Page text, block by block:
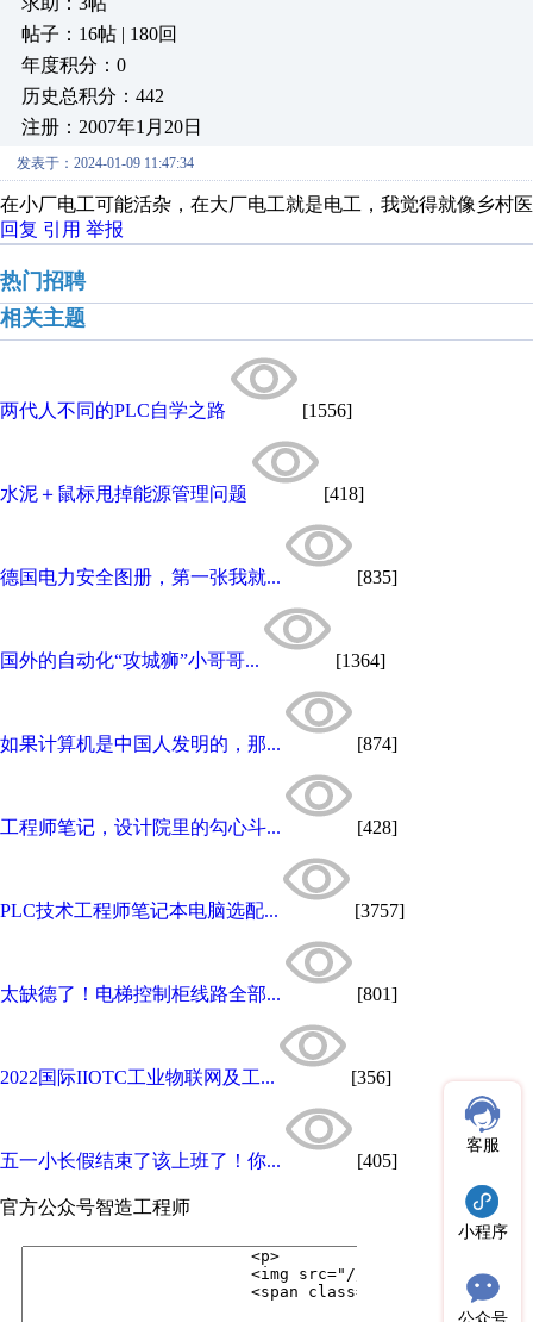
帖子：16帖 | 180回
年度积分：0
历史总积分：442
注册：2007年1月20日
发表于：2024-01-09 11:47:34
在小厂电工可能活杂，在大厂电工就是电工，我觉得就像乡村
回复 引用 举报
热门招聘
相关主题
两代人不同的PLC自学之路 [1556]
水泥＋鼠标甩掉能源管理问题 [418]
德国电力安全图册，第一张我就... [835]
国外的自动化“攻城狮”小哥哥... [1364]
如果计算机是中国人发明的，那... [874]
工程师笔记，设计院里的勾心斗... [428]
PLC技术工程师笔记本电脑选配... [3757]
太缺德了！电梯控制柜线路全部... [801]
2022国际IIOTC工业物联网及工... [356]
五一小长假结束了该上班了！你... [405]
官方公众号智造工程师
客服
小程序